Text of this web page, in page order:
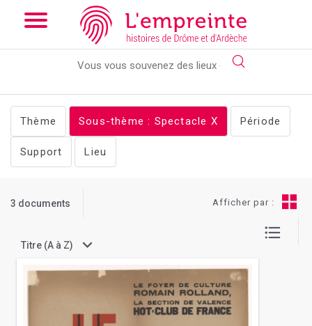
Array ( [slug] => documents [stheme] => Spectacle )
new slick-theme.css if you want the default styling
Thème Sous-thème : Spectacle X Période
Support Lieu
3 documents
Titre (A à Z)
Afficher par :